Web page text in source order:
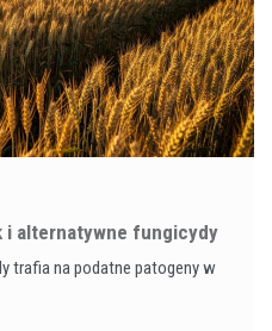
i alternatywne fungicydy
trafia na podatne patogeny w